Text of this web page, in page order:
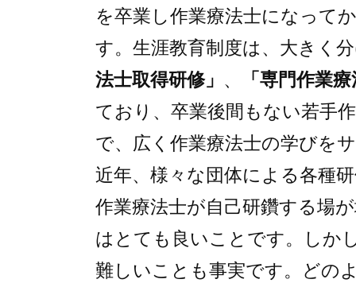
を卒業し作業療法士になって
す。生涯教育制度は、大きく
法士取得研修」 、
「専門作業
ており、卒業後間もない若手
で、広く作業療法士の学びを
近年、様々な団体による各種
作業療法士が自己研鑽する場
はとても良いことです。しか
難しいことも事実です。どの